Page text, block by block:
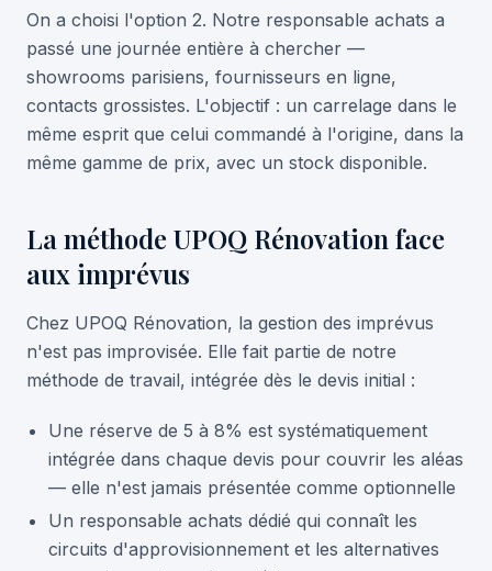
On a choisi l'option 2. Notre responsable achats a
passé une journée entière à chercher —
showrooms parisiens, fournisseurs en ligne,
contacts grossistes. L'objectif : un carrelage dans le
même esprit que celui commandé à l'origine, dans la
même gamme de prix, avec un stock disponible.
La méthode UPOQ Rénovation face
aux imprévus
Chez UPOQ Rénovation, la gestion des imprévus
n'est pas improvisée. Elle fait partie de notre
méthode de travail, intégrée dès le devis initial :
Une réserve de 5 à 8% est systématiquement
intégrée dans chaque devis pour couvrir les aléas
— elle n'est jamais présentée comme optionnelle
Un responsable achats dédié qui connaît les
circuits d'approvisionnement et les alternatives